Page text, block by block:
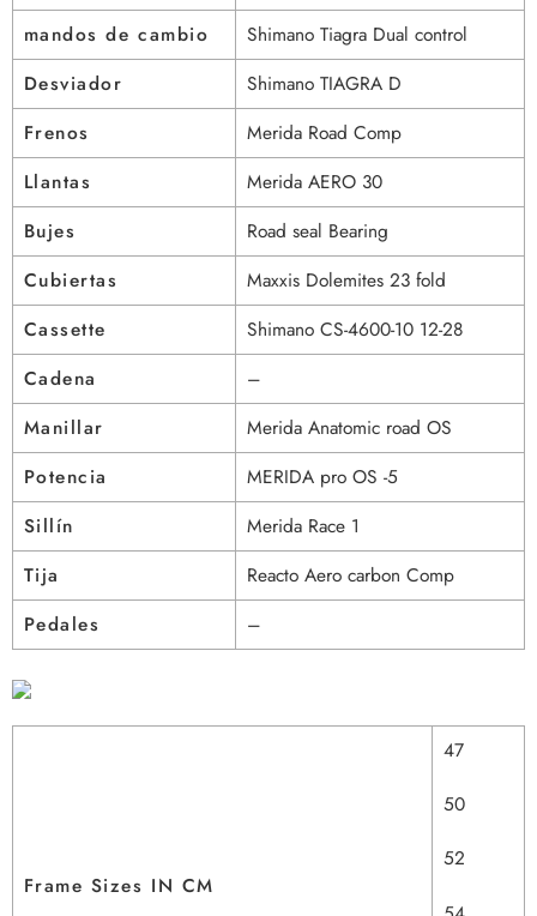
mandos de cambio
Shimano Tiagra Dual control
Desviador
Shimano TIAGRA D
Frenos
Merida Road Comp
Llantas
Merida AERO 30
Bujes
Road seal Bearing
Cubiertas
Maxxis Dolemites 23 fold
Cassette
Shimano CS-4600-10 12-28
Cadena
–
Manillar
Merida Anatomic road OS
Potencia
MERIDA pro OS -5
Sillín
Merida Race 1
Tija
Reacto Aero carbon Comp
Pedales
–
Frame Sizes IN CM
47
50
52